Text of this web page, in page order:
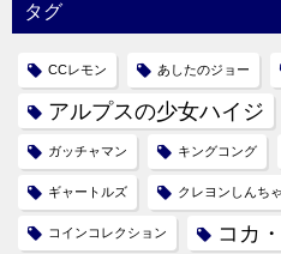
タグ
CCレモン あしたのジョー
アルプスの少女ハイジ
ガッチャマン キングコング
ギャートルズ クレヨンしんち
コインコレクション コカ